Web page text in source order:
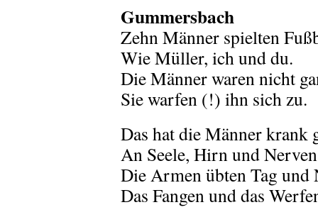
Gummersbach
Zehn Männer spielten
Wie Müller, ich und du.
Die Männer waren nicht
Sie warfen (!) ihn sich zu.
Das hat die Männer krank
An Seele, Hirn und
Die Armen übten Tag und
Das Fangen und das